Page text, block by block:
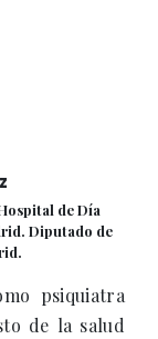
de Día
Diputado de
psiquiatra
de la salud